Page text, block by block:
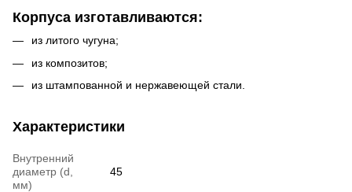
Корпуса изготавливаются:
из литого чугуна;
из композитов;
из штампованной и нержавеющей стали.
Характеристики
Внутренний
диаметр (d,
мм)
45